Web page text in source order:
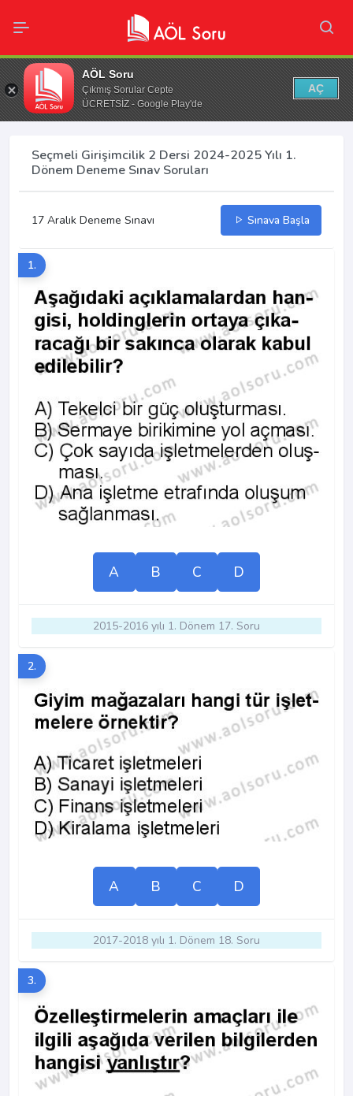
AÖL Soru
Çıkmış Sorular Cepte
ÜCRETSİZ - Google Play'de
AÇ
Seçmeli Girişimcilik 2 Dersi 2024-2025 Yılı 1.
Dönem Deneme Sınav Soruları
17 Aralık Deneme Sınavı Sınava Başla
1.
A B C D
2015-2016 yılı 1. Dönem 17. Soru
2.
A B C D
2017-2018 yılı 1. Dönem 18. Soru
3.